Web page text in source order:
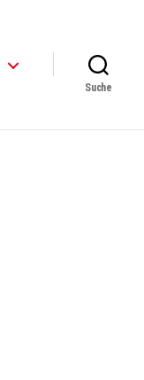
Suche